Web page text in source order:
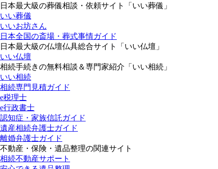
日本最大級の葬儀相談・依頼サイト「いい葬儀」
いい葬儀
いいお坊さん
日本全国の斎場・葬式事情ガイド
日本最大級の仏壇仏具総合サイト「いい仏壇」
いい仏壇
相続手続きの無料相談＆専門家紹介「いい相続」
いい相続
相続専門見積ガイド
e税理士
e行政書士
認知症・家族信託ガイド
遺産相続弁護士ガイド
離婚弁護士ガイド
不動産・保険・遺品整理の関連サイト
相続不動産サポート